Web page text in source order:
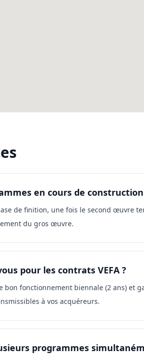
en cours de
de finition, une fois le second œuvre
du gros œuvre.
pour les contrats VEFA ?
bon fonctionnement biennale (2 ans) et
à vos acquéreurs.
programmes